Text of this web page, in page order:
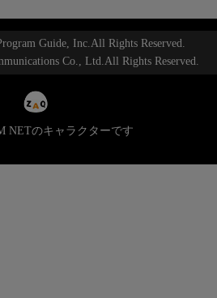
Guide, Inc.All Rights Reserved.
Co., Ltd.All Rights Reserved.
NETのキャラクターです